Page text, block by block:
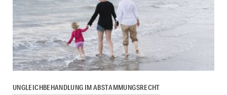
UNGLEICHBEHANDLUNG IM ABSTAMMUNGSRECHT